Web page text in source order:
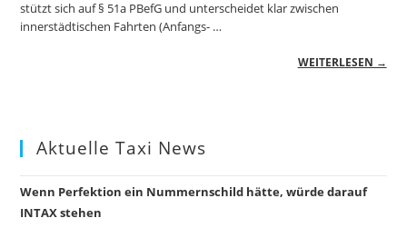
stützt sich auf § 51a PBefG und unterscheidet klar zwischen
innerstädtischen Fahrten (Anfangs- …
WEITERLESEN →
Aktuelle Taxi News
Wenn Perfektion ein Nummernschild hätte, würde darauf
INTAX stehen